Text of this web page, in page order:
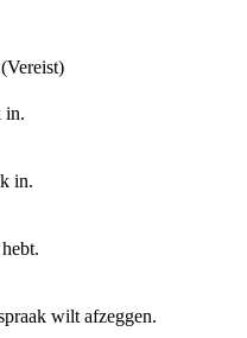
(Vereist)
in.
in.
wilt afzeggen.